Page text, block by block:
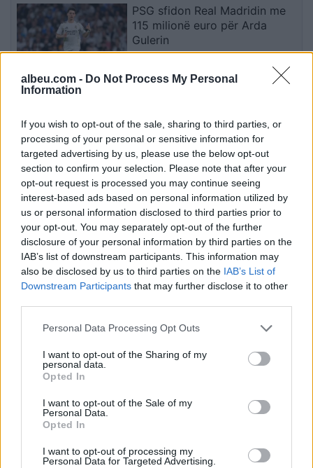
albeu.com - Do Not Process My Personal
Information
If you wish to opt-out of the sale, sharing to third parties, or
processing of your personal or sensitive information for
targeted advertising by us, please use the below opt-out
section to confirm your selection. Please note that after your
opt-out request is processed you may continue seeing
interest-based ads based on personal information utilized by
us or personal information disclosed to third parties prior to
your opt-out. You may separately opt-out of the further
disclosure of your personal information by third parties on the
IAB’s list of downstream participants. This information may
also be disclosed by us to third parties on the IAB’s List of
Downstream Participants that may further disclose it to other
Personal Data Processing Opt Outs
I want to opt-out of the Sharing of my
personal data.
Opted In
I want to opt-out of the Sale of my
Personal Data.
Opted In
I want to opt-out of processing my
Personal Data for Targeted Advertising.
PSG sfidon Real Madridin me
115 milionë euro për Arda
Gulerin
manipuluar persona realë
Esim for Global
Esim for USA|Esim for Italy| Esim for Spain|Esim